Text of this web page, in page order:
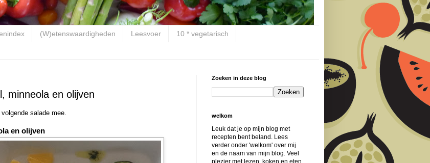
(W)etenswaardigheden Leesvoer 10 * vegetarisch
minneola en olijven
salade mee.
en olijven
Zoeken in deze blog
welkom
Leuk dat je op mijn blog met
recepten bent beland. Lees
verder onder 'welkom' over mij
en de naam van mijn blog. Veel
plezier met lezen, koken en eten.